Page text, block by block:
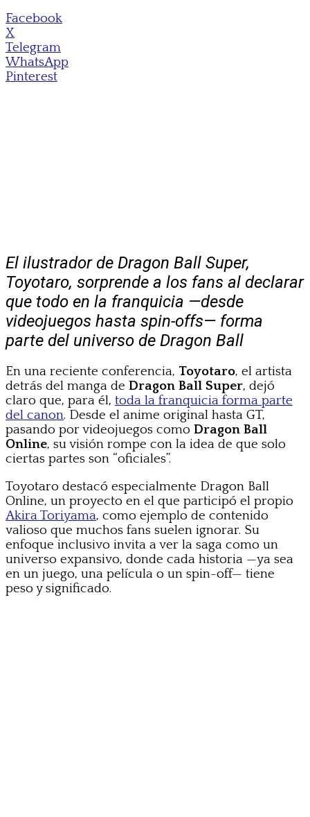
Facebook
X
Telegram
WhatsApp
Pinterest
El ilustrador de Dragon Ball Super,
Toyotaro, sorprende a los fans al declarar
que todo en la franquicia —desde
videojuegos hasta spin-offs— forma
parte del universo de Dragon Ball
En una reciente conferencia, Toyotaro, el artista
detrás del manga de Dragon Ball Super, dejó
claro que, para él, toda la franquicia forma parte
del canon. Desde el anime original hasta GT,
pasando por videojuegos como Dragon Ball
Online, su visión rompe con la idea de que solo
ciertas partes son “oficiales”.
Toyotaro destacó especialmente Dragon Ball
Online, un proyecto en el que participó el propio
Akira Toriyama, como ejemplo de contenido
valioso que muchos fans suelen ignorar. Su
enfoque inclusivo invita a ver la saga como un
universo expansivo, donde cada historia —ya sea
en un juego, una película o un spin-off— tiene
peso y significado.